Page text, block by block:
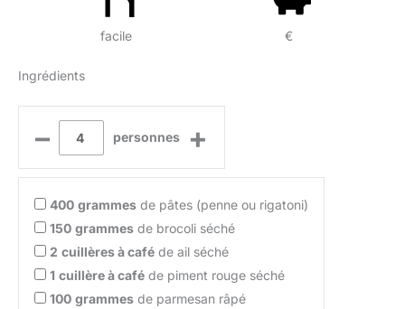
facile €
Ingrédients
– personnes +
400 grammes de pâtes (penne ou rigatoni)
150 grammes de brocoli séché
2 cuillères à café de ail séché
1 cuillère à café de piment rouge séché
100 grammes de parmesan râpé